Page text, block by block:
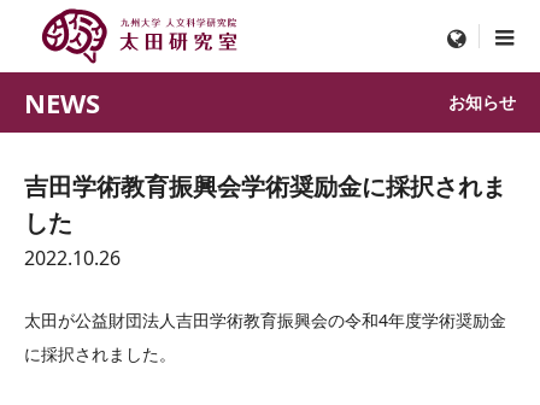
menu
NEWS お知らせ
吉田学術教育振興会学術奨励金に採択されま
した
2022.10.26
太田が公益財団法人吉田学術教育振興会の令和4年度学術奨励金
に採択されました。